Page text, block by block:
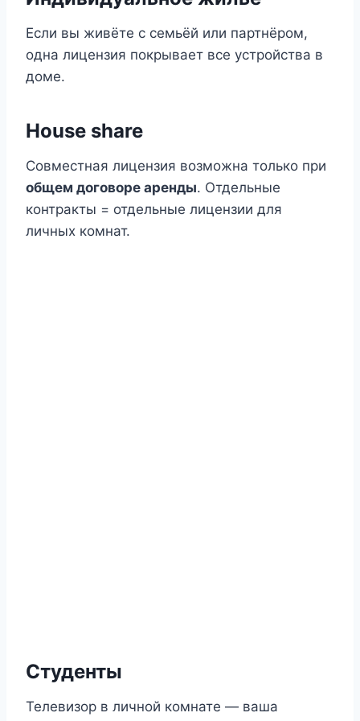
Если вы живёте с семьёй или партнёром,
одна лицензия покрывает все устройства в
доме.
House share
Совместная лицензия возможна только при
общем договоре аренды. Отдельные
контракты = отдельные лицензии для
личных комнат.
Студенты
Телевизор в личной комнате — ваша